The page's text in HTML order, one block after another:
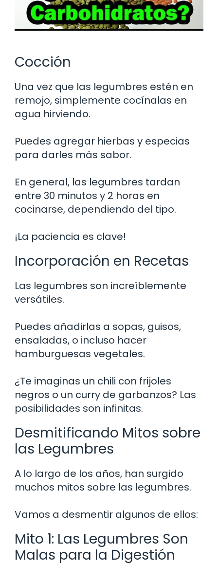
Cocción
Una vez que las legumbres estén en
remojo, simplemente cocínalas en
agua hirviendo.
Puedes agregar hierbas y especias
para darles más sabor.
En general, las legumbres tardan
entre 30 minutos y 2 horas en
cocinarse, dependiendo del tipo.
¡La paciencia es clave!
Incorporación en Recetas
Las legumbres son increíblemente
versátiles.
Puedes añadirlas a sopas, guisos,
ensaladas, o incluso hacer
hamburguesas vegetales.
¿Te imaginas un chili con frijoles
negros o un curry de garbanzos? Las
posibilidades son infinitas.
Desmitificando Mitos sobre
las Legumbres
A lo largo de los años, han surgido
muchos mitos sobre las legumbres.
Vamos a desmentir algunos de ellos:
Mito 1: Las Legumbres Son
Malas para la Digestión